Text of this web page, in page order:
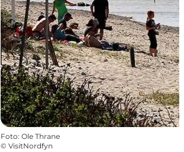
Foto: Ole Thrane
© VisitNordfyn